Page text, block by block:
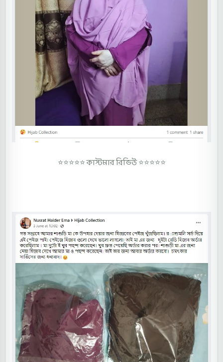
⭐⭐⭐⭐⭐কাস্টমার রিভিউ ⭐⭐⭐⭐⭐